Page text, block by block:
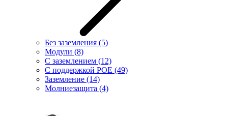
Без заземления (5)
Модули (8)
С заземлением (12)
С поддержкой POE (49)
Заземление (14)
Молниезащита (4)